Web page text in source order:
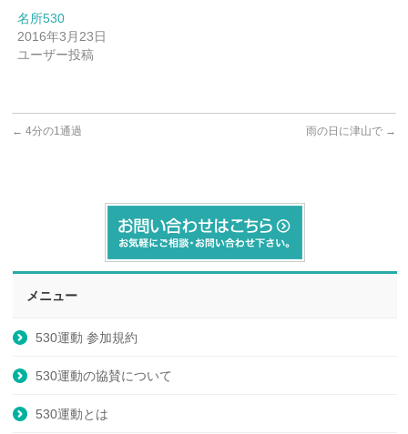
名所530
2016年3月23日
ユーザー投稿
← 4分の1通過 雨の日に津山で →
メニュー
530運動 参加規約
530運動の協賛について
530運動とは